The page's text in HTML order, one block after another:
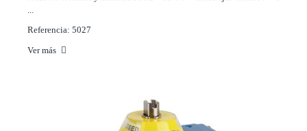
...
Referencia: 5027
Ver más